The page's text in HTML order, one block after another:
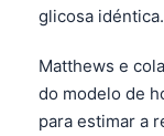
glicosa idéntica.
Matthews e
do modelo de
para estimar a